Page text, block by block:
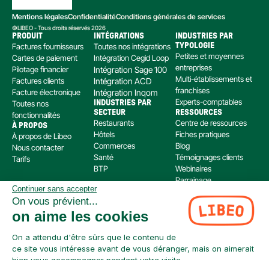
Mentions légalesConfidentialitéConditions générales de services
©LIBEO - Tous droits réservés 2026
Libeo, société par actions simplifiée immatriculée au RCS de Créteil, dont le siège social
est situé au 112 Avenue de Paris, 94300 Vincennes, est enregistré auprès de l’Organisme
pour le Registre Unique des Intermédiaires en assurance, banque et finance (ORIAS) sous
le numéro 220 063 49 en tant que (i) courtier en opérations de banque et en services de
paiement (COBSP) et (ii) mandataire non exclusif en opération de Banque et Service de
Paiement (MOBSP) de la société SWAN (SIREN: 853 827 103). Les immatriculations COBSP
PRODUIT
Factures fournisseurs
Cartes de paiement
Pilotage financier
Factures clients
Facture électronique
Toutes nos
fonctionnalités
À PROPOS
À propos de Libeo
Nous contacter
Tarifs
INTÉGRATIONS
Toutes nos intégrations
Intégration Cegid Loop
Intégration Sage 100
Intégration ACD
Intégration Inqom
INDUSTRIES PAR
SECTEUR
Restaurants
Hôtels
Commerces
Santé
BTP
INDUSTRIES PAR
TYPOLOGIE
Petites et moyennes
entreprises
Multi-établissements et
franchises
Experts-comptables
RESSOURCES
Centre de ressources
Fiches pratiques
Blog
Témoignages clients
Webinaires
Parrainage
Continuer sans accepter
On vous prévient...
on aime les cookies
On a attendu d'être sûrs que le contenu de
ce site vous intéresse avant de vous déranger, mais on aimerait